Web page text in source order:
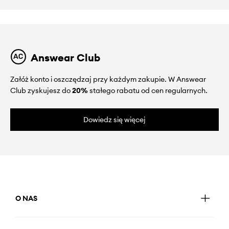
Answear Club
Załóż konto i oszczędzaj przy każdym zakupie. W Answear
Club zyskujesz do20%stałego rabatu od cen regularnych.
Dowiedz się więcej
O NAS